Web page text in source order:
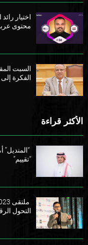
محتوى
السبت
الفكرة إلى
الأكثر قراءة
“المنديل”
“تقييم”
التحول